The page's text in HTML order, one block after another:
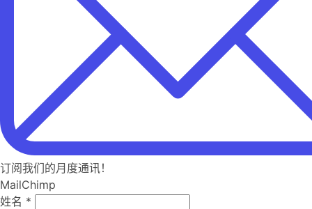
订阅我们的月度通讯！
MailChimp
姓名 *